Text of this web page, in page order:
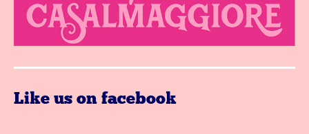
Like us on facebook